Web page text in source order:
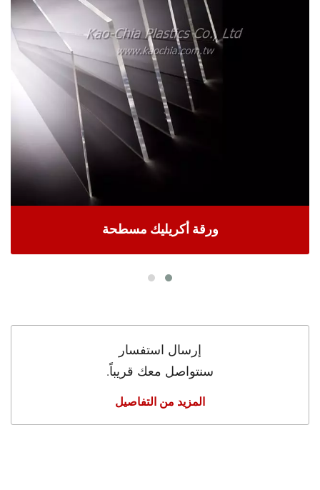
ورقة أكريليك مسطحة
إرسال استفسار
سنتواصل معك قريباً.
المزيد من التفاصيل